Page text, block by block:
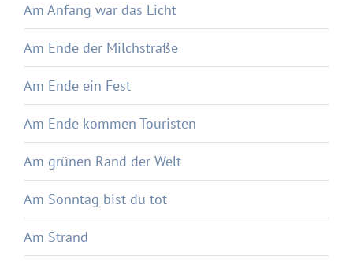
Am Anfang war das Licht
Am Ende der Milchstraße
Am Ende ein Fest
Am Ende kommen Touristen
Am grünen Rand der Welt
Am Sonntag bist du tot
Am Strand